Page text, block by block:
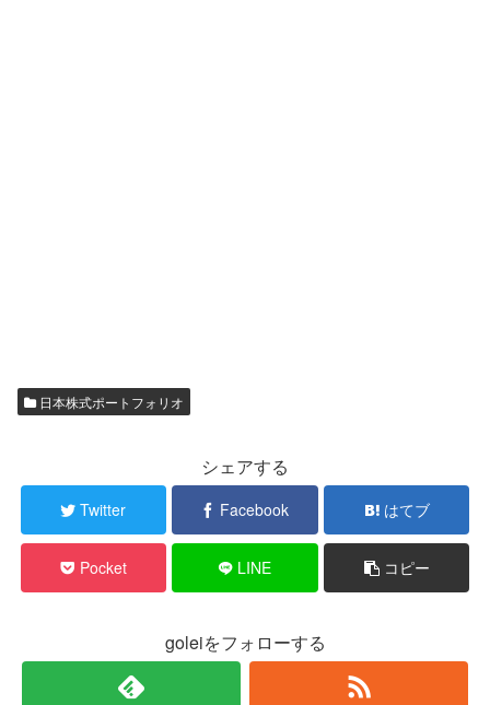
日本株式ポートフォリオ
シェアする
Twitter Facebook はてブ
Pocket LINE コピー
goleiをフォローする